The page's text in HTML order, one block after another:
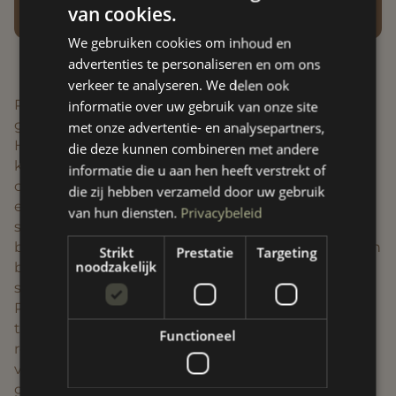
Regen kan een kalmerend effect hebben en een
gevoel van verbinding met de natuur bevorderen.
Het geluid van vallende regen en de frisse geur
kunnen helpen bij het ontspannen en
concentreren. Door beschutting te creëren, zoals
een afdak, kunnen we ook in de regen waardevolle
sessies buiten houden. Kinderen kunnen
bijvoorbeeld samen met de honden beschuttingen
bouwen, wat hen leert voor zichzelf te zorgen en te
schuilen voor de storm wanneer dat nodig is.
Regen biedt vele metaforen die bruikbaar zijn in
therapie. De noodzaak van comfortabele
regenkledij kan symbool staan voor de
voorbereiding die nodig is om uitdagingen aan te
gaan. Een combinatie van binnen- en
van cookies.
We gebruiken cookies om inhoud en
advertenties te personaliseren en om ons
verkeer te analyseren. We delen ook
informatie over uw gebruik van onze site
met onze advertentie- en analysepartners,
die deze kunnen combineren met andere
informatie die u aan hen heeft verstrekt of
die zij hebben verzameld door uw gebruik
van hun diensten. Privacybeleid
Strikt
noodzakelijk
Prestatie Targeting
Functioneel